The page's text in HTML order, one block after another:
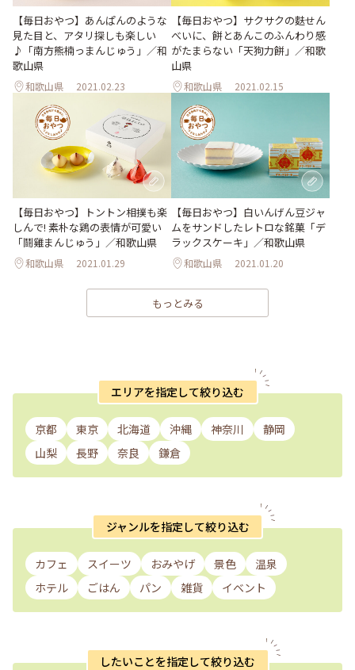
【毎日おやつ】あんぱんのような
見た目と、アタリ探しも楽しい
♪「南方熊楠っまんじゅう」／和
歌山県
和歌山県 2021.02.23
【毎日おやつ】サクサクの麩せん
べいに、餅とあんこのふんわり感
がたまらない「天狗力餅」／和歌
山県
和歌山県 2021.02.15
【毎日おやつ】トントン相撲も楽
しんで! 素朴な鶏の表情が可愛い
「鬪雞まんじゅう」／和歌山県
和歌山県 2021.01.29
【毎日おやつ】白いんげん豆ジャ
ムをサンドしたレトロな銘菓「デ
ラックスケーキ」／和歌山県
和歌山県 2021.01.20
もっとみる
エリアを指定して絞り込む
京都 東京 北海道 沖縄 神奈川
静岡
山梨
長野 奈良 鎌倉
ジャンルを指定して絞り込む
カフェ スイーツ おみやげ 景色
温泉
ホテル
ごはん パン 雑貨 イベント
したいことを指定して絞り込む